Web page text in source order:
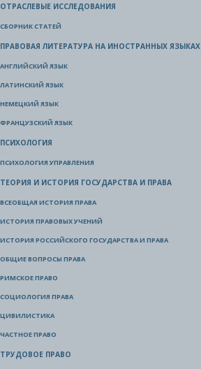
ОТРАСЛЕВЫЕ ИССЛЕДОВАНИЯ
СБОРНИК СТАТЕЙ
ПРАВОВАЯ ЛИТЕРАТУРА НА ИНОСТРАННЫХ ЯЗЫКАХ
АНГЛИЙСКИЙ ЯЗЫК
ЛАТИНСКИЙ ЯЗЫК
НЕМЕЦКИЙ ЯЗЫК
ФРАНЦУЗСКИЙ ЯЗЫК
ПСИХОЛОГИЯ
ПСИХОЛОГИЯ УПРАВЛЕНИЯ
ТЕОРИЯ И ИСТОРИЯ ГОСУДАРСТВА И ПРАВА
ВСЕОБЩАЯ ИСТОРИЯ ПРАВА
ИСТОРИЯ ПРАВОВЫХ УЧЕНИЙ
ИСТОРИЯ РОССИЙСКОГО ГОСУДАРСТВА И ПРАВА
ОБЩИЕ ВОПРОСЫ ПРАВА
РИМСКОЕ ПРАВО
СОЦИОЛОГИЯ ПРАВА
ЦИВИЛИСТИКА
ЧАСТНОЕ ПРАВО
ТРУДОВОЕ ПРАВО